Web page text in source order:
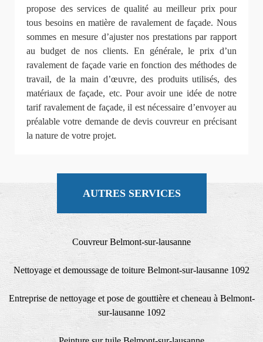
propose des services de qualité au meilleur prix pour
tous besoins en matière de ravalement de façade. Nous
sommes en mesure d’ajuster nos prestations par rapport
au budget de nos clients. En générale, le prix d’un
ravalement de façade varie en fonction des méthodes de
travail, de la main d’œuvre, des produits utilisés, des
matériaux de façade, etc. Pour avoir une idée de notre
tarif ravalement de façade, il est nécessaire d’envoyer au
préalable votre demande de devis couvreur en précisant
la nature de votre projet.
AUTRES SERVICES
Couvreur Belmont-sur-lausanne
Nettoyage et demoussage de toiture Belmont-sur-lausanne 1092
Entreprise de nettoyage et pose de gouttière et cheneau à Belmont-
sur-lausanne 1092